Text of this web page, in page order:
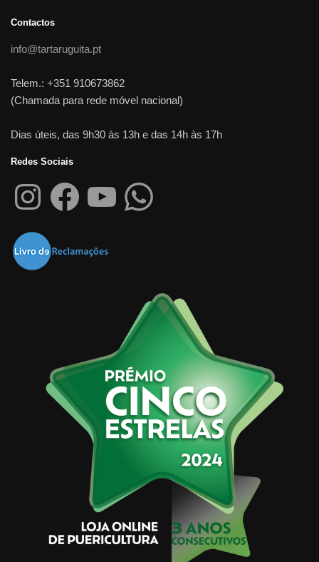
Contactos
info@tartaruguita.pt
Telem.: +351 910673862
(Chamada para rede móvel nacional)
Dias úteis, das 9h30 às 13h e das 14h às 17h
Redes Sociais